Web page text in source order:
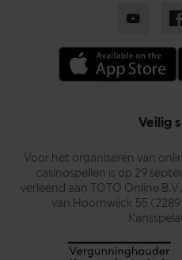
Veilig
Voor het organiseren van
casinospellen is op 29
verleend aan TOTO Online
van Hoornwijck 55